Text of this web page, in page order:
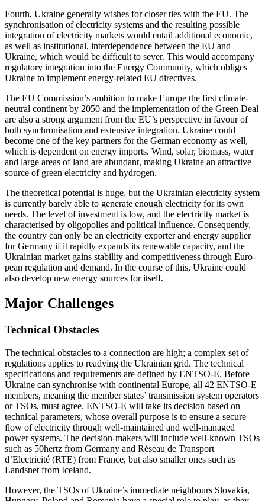
Fourth, Ukraine generally wishes for closer ties with the EU. The
synchronisation of electricity systems and the resulting pos­sible
integration of electricity markets would entail additional economic,
as well as institutional, interdependence between the EU and
Ukraine, which would be dif­fi­cult to sever. This would accompany
regu­latory integration into the Energy Community, which obliges
Ukraine to implement energy-related EU directives.
The EU Commission’s ambition to make Europe the first climate-
neutral continent by 2050 and the implementation of the Green Deal
are also a strong argument from the EU’s perspective in favour of
both syn­chronisation and extensive integration. Ukraine could
become one of the key part­ners for the German economy as well,
which is dependent on energy imports. Wind, solar, biomass, water
and large areas of land are abundant, making Ukraine an attractive
source of green electricity and hydrogen.
The theoretical potential is huge, but the Ukrainian electricity system
is currently barely able to generate enough electricity for its own
needs. The level of investment is low, and the electricity market is
characterised by oligopolies and political influence. Consequently,
the country can only be an electricity exporter and energy supplier
for Germany if it rapidly expands its renewable capacity, and the
Ukrainian market gains stability and competitiveness through Euro­
pean regulation and demand. In the course of this, Ukraine could
also develop new energy sources for itself.
Major Challenges
Technical Obstacles
The technical obstacles to a connection are high; a complex set of
regulations applies to readying the Ukrainian grid. The technical
specifications and requirements are defined by ENTSO-E. Before
Ukraine can synchronise with continental Europe, all 42 ENTSO-E
members, meaning the member states’ trans­mission system operators
or TSOs, must agree. ENTSO-E will take its decision based on
technical parameters, whose over­all purpose is to ensure a secure
flow of elec­tricity through well-maintained and well-managed
power systems. The decision-makers will include well-known TSOs
such as 50hertz from Germany and Réseau de Trans­port
d’Electricité (RTE) from France, but also smaller ones such as
Landsnet from Iceland.
However, the TSOs of Ukraine’s immedi­ate neighbours Slovakia,